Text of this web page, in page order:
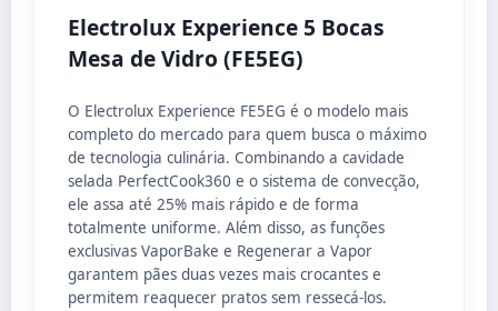
Electrolux Experience 5 Bocas
Mesa de Vidro (FE5EG)
O Electrolux Experience FE5EG é o modelo mais
completo do mercado para quem busca o máximo
de tecnologia culinária. Combinando a cavidade
selada PerfectCook360 e o sistema de convecção,
ele assa até 25% mais rápido e de forma
totalmente uniforme. Além disso, as funções
exclusivas VaporBake e Regenerar a Vapor
garantem pães duas vezes mais crocantes e
permitem reaquecer pratos sem ressecá-los.